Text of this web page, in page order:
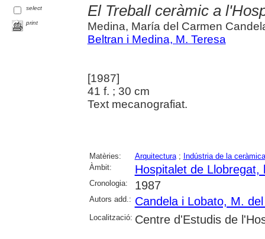
select
print
El Treball ceràmic a
Medina, María del Carmen
Beltran i Medina, M. Teresa
[1987]
41 f. ; 30 cm
Text mecanografiat.
Matèries: Arquitectura; Indústria de la ceràmica
Àmbit:
Hospitalet de Llobregat,
Cronologia: 1987
Autors add.: Candela i Lobato, M.
Localització: Centre d'Estudis de